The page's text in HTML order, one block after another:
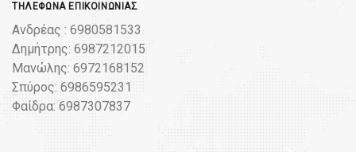
ΤΗΛΈΦΩΝΑ ΕΠΙΚΟΙΝΩΝΊΑΣ
Ανδρέας : 6980581533
Δημήτρης: 6987212015
Μανώλης: 6972168152
Σπύρος: 6986595231
Φαίδρα: 6987307837